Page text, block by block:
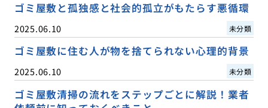
ゴミ屋敷と孤独感と社会的孤立がもたらす悪循環
2025.06.10 未分類
ゴミ屋敷に住む人が物を捨てられない心理的背景
2025.06.10 未分類
ゴミ屋敷清掃の流れをステップごとに解説！業者